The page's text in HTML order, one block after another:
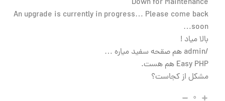
Down for Maintenance
An upgrade is currently in progress… Please come back
soon…
بالا میاد !
/admin هم صقحه سفید میاره …
Easy PHP هم هست.
مشکل از کجاست؟
۰